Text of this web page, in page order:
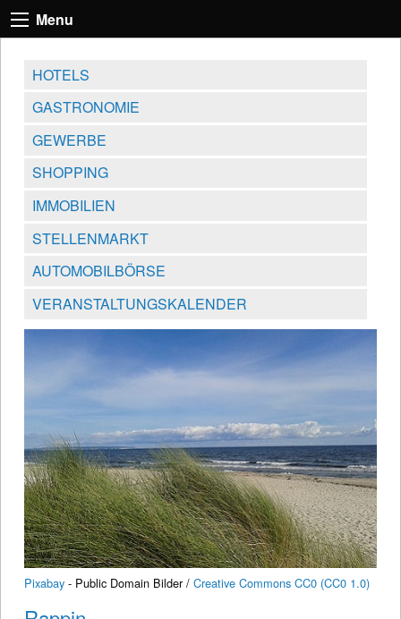
Menu
HOTELS
GASTRONOMIE
GEWERBE
SHOPPING
IMMOBILIEN
STELLENMARKT
AUTOMOBILBÖRSE
VERANSTALTUNGSKALENDER
Pixabay - Public Domain Bilder / Creative Commons CC0 (CC0 1.0)